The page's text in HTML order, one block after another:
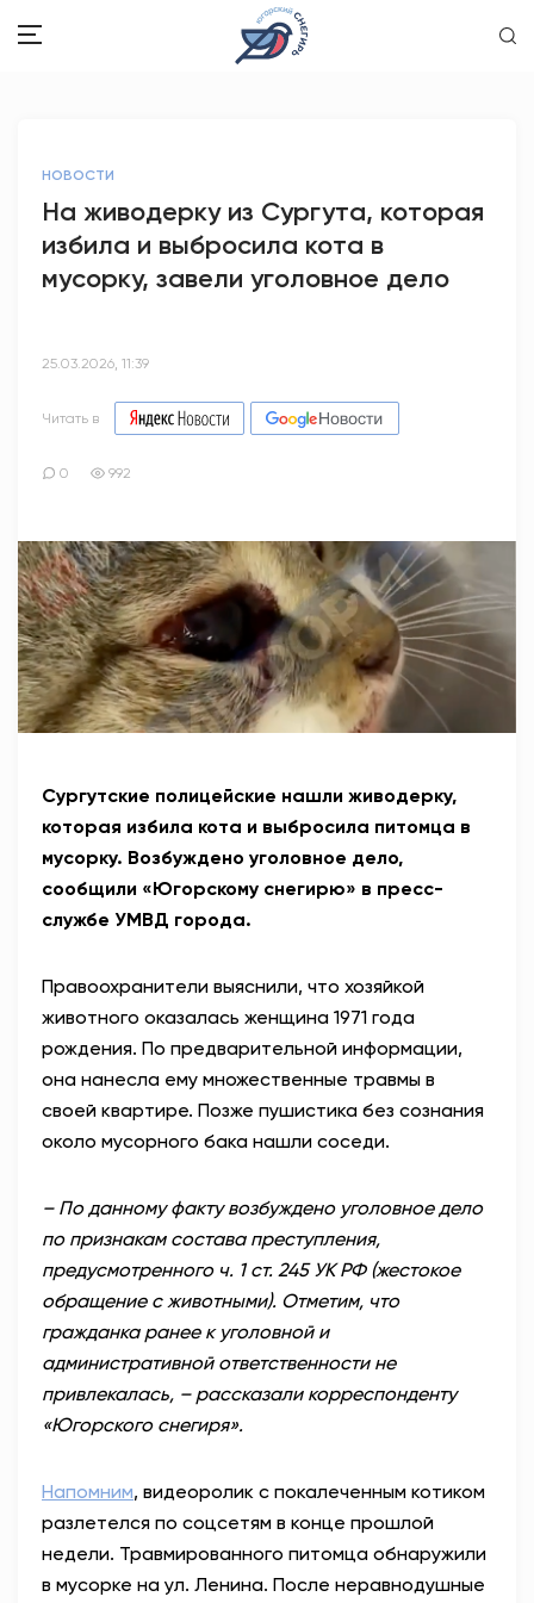
ОБРАЗОВАНИЕ
ПСИХОЛОГИЯ
СПОРТ
АНТИТЕРРОР
НОВОСТИ
ОФИЦИАЛЬНО
82,17
Вход / Регистрация
НОВОСТИ
На живодерку из Сургута, которая
избила и выбросила кота в
мусорку, завели уголовное дело
25.03.2026, 11:39
Читать в
0 992
Сургутские полицейские нашли живодерку,
которая избила кота и выбросила питомца в
мусорку. Возбуждено уголовное дело,
сообщили «Югорскому снегирю» в пресс-
службе УМВД города.
Правоохранители выяснили, что хозяйкой
животного оказалась женщина 1971 года
рождения. По предварительной информации,
она нанесла ему множественные травмы в
своей квартире. Позже пушистика без сознания
около мусорного бака нашли соседи.
– По данному факту возбуждено уголовное дело
по признакам состава преступления,
предусмотренного ч. 1 ст. 245 УК РФ (жестокое
обращение с животными). Отметим, что
гражданка ранее к уголовной и
административной ответственности не
привлекалась, – рассказали корреспонденту
«Югорского снегиря».
Напомним, видеоролик с покалеченным котиком
разлетелся по соцсетям в конце прошлой
недели. Травмированного питомца обнаружили
в мусорке на ул. Ленина. После неравнодушные